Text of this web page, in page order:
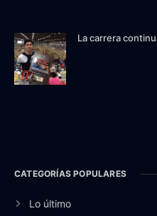
La carrera
CATEGORÍAS POPULARES
Lo último